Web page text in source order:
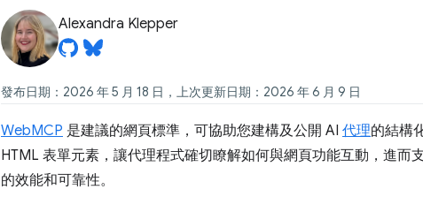
Alexandra Klepper
發布日期：2026 年 5 月 18 日，上次更新日期：2026 年 6 月 9 日
WebMCP 是建議的網頁標準，可協助您建構及公開 AI 代理的結構
HTML 表單元素，讓代理程式確切瞭解如何與網頁功能互動，進而
的效能和可靠性。